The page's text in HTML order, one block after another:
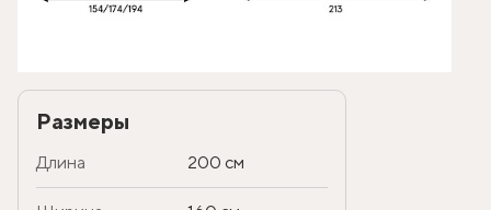
Размеры
Длина 200 см